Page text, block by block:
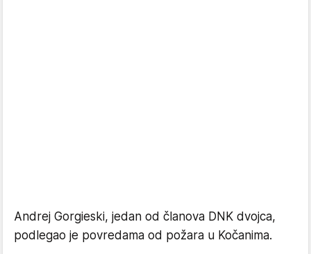
Andrej Gorgieski, jedan od članova DNK dvojca,
podlegao je povredama od požara u Kočanima.